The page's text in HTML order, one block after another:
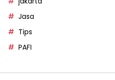
Jasa
Tips
PAFI